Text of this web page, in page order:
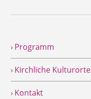
› Programm
› Kirchliche Kulturorte
› Kontakt